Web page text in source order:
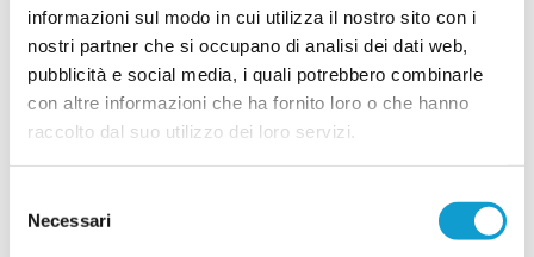
informazioni sul modo in cui utilizza il nostro sito con i
nostri partner che si occupano di analisi dei dati web,
pubblicità e social media, i quali potrebbero combinarle
con altre informazioni che ha fornito loro o che hanno
raccolto dal suo utilizzo dei loro servizi.
delNecessari
ma può vantare un curriculum importante
...leggi
16/07/2026
CASTIGNANO. A difendere i pali arriva Luca
Perozzi
Perozzi, nuovo estremo difensore biancorosso.
Reduce dalle esperienze con Azzurra Mariner e
Azzurra SBT, tra Promozione e Prima Categoria,